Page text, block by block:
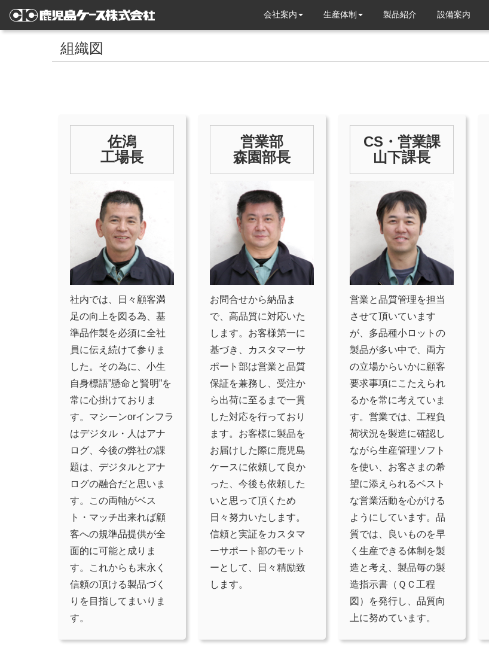
会社案内 生産体制 製品紹介 設備案内
組織図
佐潟
工場長
社内では、日々顧客満
足の向上を図る為、基
準品作製を必須に全社
員に伝え続けて参りま
した。その為に、小生
自身標語”懸命と賢明”を
常に心掛けておりま
す。マシーンorインフラ
はデジタル・人はアナ
ログ、今後の弊社の課
題は、デジタルとアナ
ログの融合だと思いま
す。この両軸がベス
ト・マッチ出来れば顧
客への規準品提供が全
面的に可能と成りま
す。これからも末永く
信頼の頂ける製品づく
りを目指してまいりま
す。
営業部
森園部長
お問合せから納品ま
で、高品質に対応いた
します。お客様第一に
基づき、カスタマーサ
ポート部は営業と品質
保証を兼務し、受注か
ら出荷に至るまで一貫
した対応を行っており
ます。お客様に製品を
お届けした際に鹿児島
ケースに依頼して良か
った、今後も依頼した
いと思って頂くため
日々努力いたします。
信頼と実証をカスタマ
ーサポート部のモット
ーとして、日々精励致
します。
CS・営業課
山下課長
営業と品質管理を担当
させて頂いています
が、多品種小ロットの
製品が多い中で、両方
の立場からいかに顧客
要求事項にこたえられ
るかを常に考えていま
す。営業では、工程負
荷状況を製造に確認し
ながら生産管理ソフト
を使い、お客さまの希
望に添えられるベスト
な営業活動を心がける
ようにしています。品
質では、良いものを早
く生産できる体制を製
造と考え、製品毎の製
造指示書（ＱＣ工程
図）を発行し、品質向
上に努めています。